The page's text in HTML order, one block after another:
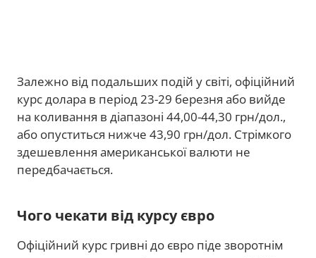
Залежно від подальших подій у світі, офіційний
курс долара в період 23-29 березня або вийде
на коливання в діапазоні 44,00-44,30 грн/дол.,
або опуститься нижче 43,90 грн/дол. Стрімкого
здешевлення американської валюти не
передбачається.
Чого чекати від курсу євро
Офіційний курс гривні до євро піде зворотнім